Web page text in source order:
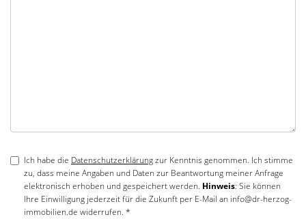
Ich habe die Datenschutzerklärungzur Kenntnis genommen. Ich stimme
zu, dass meine Angaben und Daten zur Beantwortung meiner Anfrage
elektronisch erhoben und gespeichert werden. Hinweis: Sie können
Ihre Einwilligung jederzeit für die Zukunft per E-Mail an info@dr-herzog-
immobilien.de widerrufen. *